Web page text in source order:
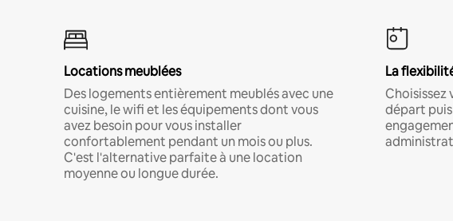
Locations meublées
Des logements entièrement meublés avec une
cuisine, le wifi et les équipements dont vous
avez besoin pour vous installer
confortablement pendant un mois ou plus.
C'est l'alternative parfaite à une location
moyenne ou longue durée.
La
Choisissez
départ